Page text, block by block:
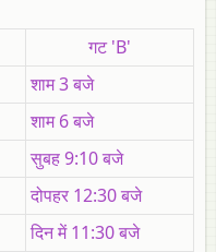
गट 'B'
शाम 3 बजे
शाम 6 बजे
सुबह 9:10 बजे
दोपहर 12:30 बजे
दिन में 11:30 बजे